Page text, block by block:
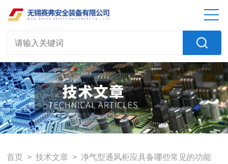
首页 >技术文章 > 净气型通风柜应具备哪些常见的功能